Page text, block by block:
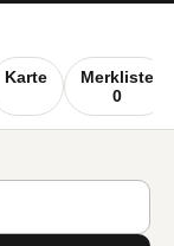
Karte
Merkliste
0